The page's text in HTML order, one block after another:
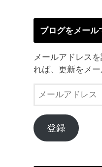
ブログをメール
メールアドレス
れば、更新をメー
ル
ア
ド
登録